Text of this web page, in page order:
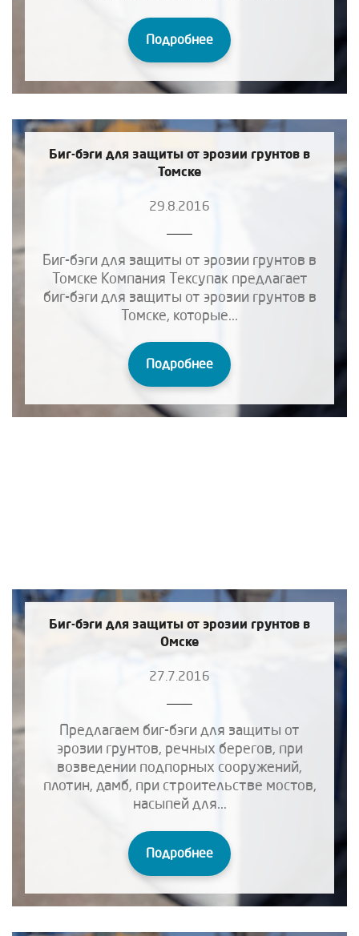
Подробнее
Биг-бэги для защиты от эрозии грунтов в
Томске
29.8.2016
Биг-бэги для защиты от эрозии грунтов в
Томске Компания Тексупак предлагает
биг-бэги для защиты от эрозии грунтов в
Томске, которые...
Подробнее
Биг-бэги для защиты от эрозии грунтов в
Омске
27.7.2016
Предлагаем биг-бэги для защиты от
эрозии грунтов, речных берегов, при
возведении подпорных сооружений,
плотин, дамб, при строительстве мостов,
насыпей для...
Подробнее